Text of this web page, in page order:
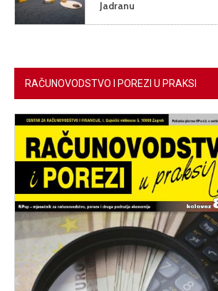
Jadranu
RAČUNOVODSTVO I POREZI U PRAKSI